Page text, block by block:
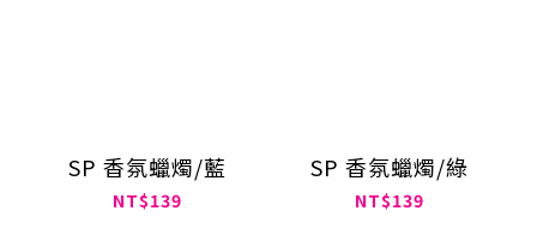
SP 香氛蠟燭/藍
NT$139
SP 香氛蠟燭/綠
NT$139